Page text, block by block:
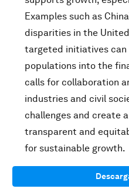
Examples such as
disparities in the
targeted initiatives can
populations into the
calls for collaboration
industries and civil
challenges and create
transparent and
for sustainable growth.